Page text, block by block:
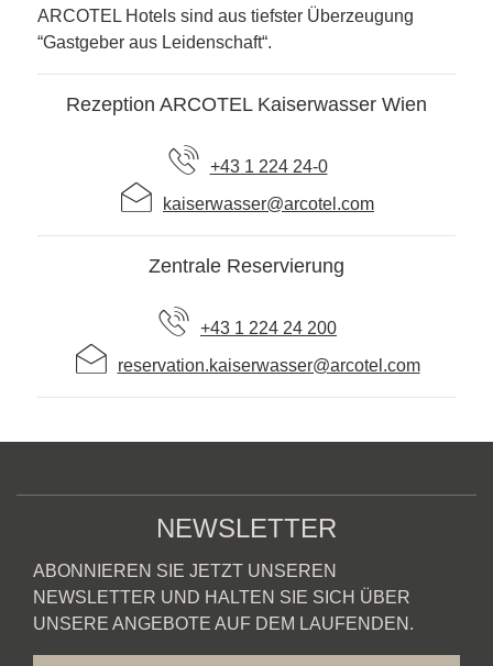
ARCOTEL Hotels sind aus tiefster Überzeugung
“Gastgeber aus Leidenschaft“.
Rezeption ARCOTEL Kaiserwasser Wien
+43 1 224 24-0
kaiserwasser@arcotel.com
Zentrale Reservierung
+43 1 224 24 200
reservation.kaiserwasser@arcotel.com
NEWSLETTER
ABONNIEREN SIE JETZT UNSEREN
NEWSLETTER UND HALTEN SIE SICH ÜBER
UNSERE ANGEBOTE AUF DEM LAUFENDEN.